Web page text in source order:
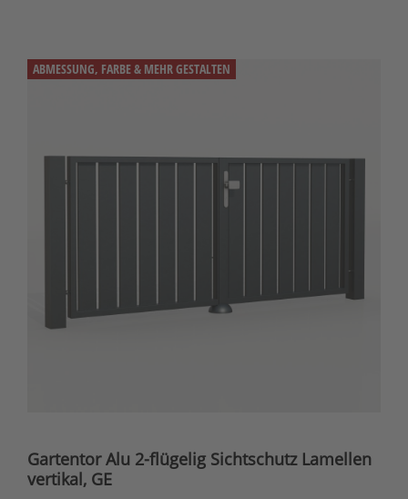
ABMESSUNG, FARBE & MEHR GESTALTEN
Gartentor Alu 2-flügelig Sichtschutz Lamellen
vertikal, GE